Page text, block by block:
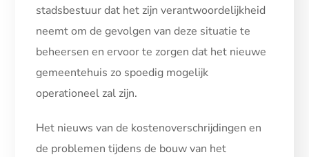
stadsbestuur dat het zijn verantwoordelijkheid
neemt om de gevolgen van deze situatie te
beheersen en ervoor te zorgen dat het nieuwe
gemeentehuis zo spoedig mogelijk
operationeel zal zijn.
Het nieuws van de kostenoverschrijdingen en
de problemen tijdens de bouw van het